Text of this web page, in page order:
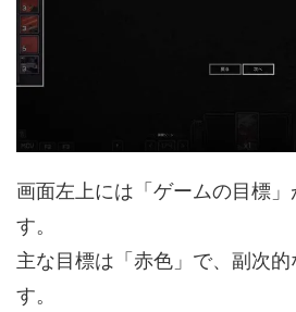
画面左上には「ゲームの目標」
す。
主な目標は「赤色」で、副次
す。